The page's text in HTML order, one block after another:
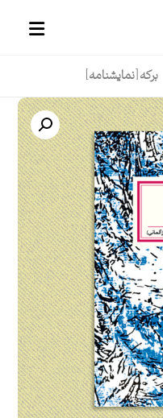
برکه [نمایشنامه]